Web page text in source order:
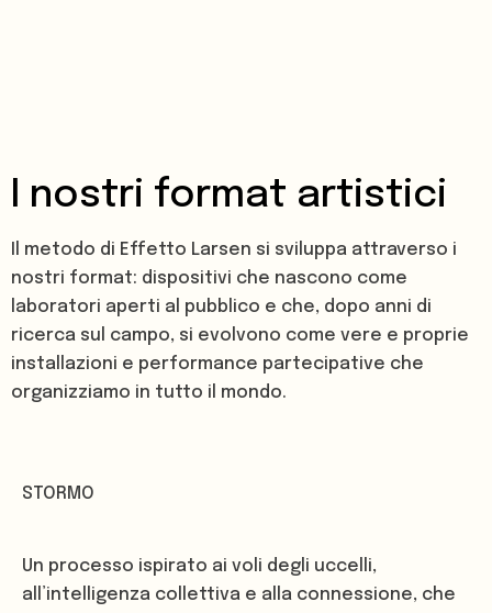
I nostri format artistici
Il metodo di Effetto Larsen si sviluppa attraverso i
nostri format: dispositivi che nascono come
laboratori aperti al pubblico e che, dopo anni di
ricerca sul campo, si evolvono come vere e proprie
installazioni e performance partecipative che
organizziamo in tutto il mondo.
STORMO
Un processo ispirato ai voli degli uccelli,
all’intelligenza collettiva e alla connessione, che